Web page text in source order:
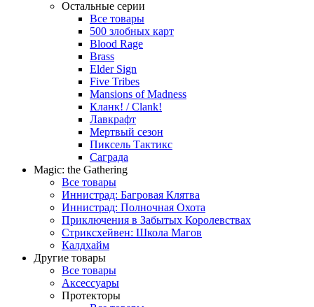
Остальные серии
Все товары
500 злобных карт
Blood Rage
Brass
Elder Sign
Five Tribes
Mansions of Madness
Кланк! / Clank!
Лавкрафт
Мертвый сезон
Пиксель Тактикс
Саграда
Magic: the Gathering
Все товары
Иннистрад: Багровая Клятва
Иннистрад: Полночная Охота
Приключения в Забытых Королевствах
Стриксхейвен: Школа Магов
Калдхайм
Другие товары
Все товары
Аксессуары
Протекторы